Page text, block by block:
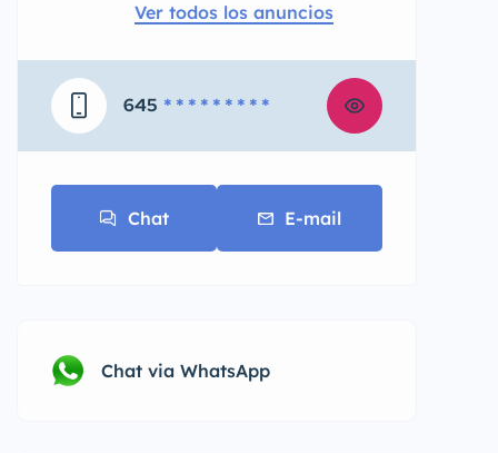
Ver todos los anuncios
645 * * * * * * * * *
Chat E-mail
Chat via WhatsApp